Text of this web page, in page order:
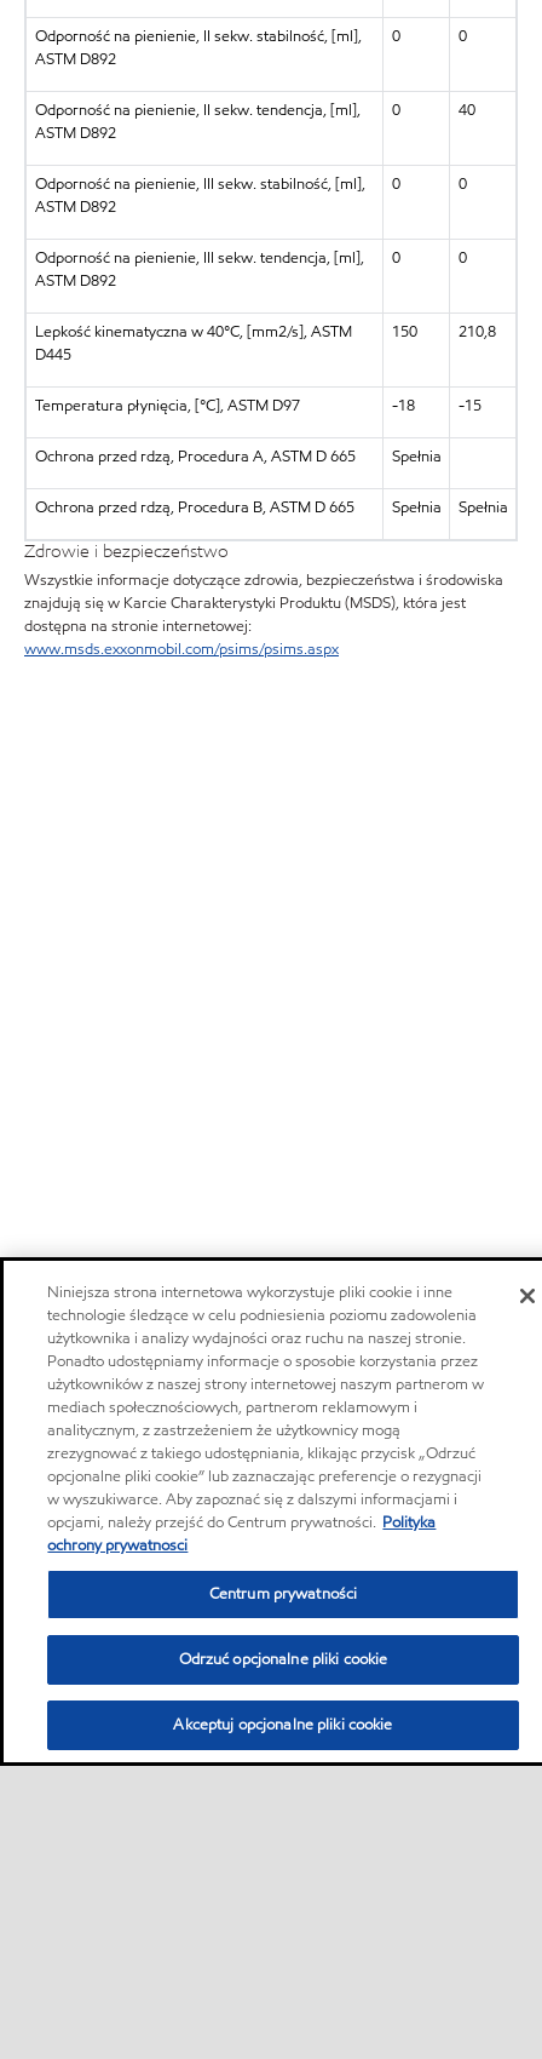
Odporność na pienienie, II sekw. stabilność, [ml],
ASTM D892
0 0
Odporność na pienienie, II sekw. tendencja, [ml],
ASTM D892
0 40
Odporność na pienienie, III sekw. stabilność, [ml],
ASTM D892
0 0
Odporność na pienienie, III sekw. tendencja, [ml],
ASTM D892
0 0
Lepkość kinematyczna w 40°C, [mm2/s], ASTM
D445
150 210,8
Temperatura płynięcia, [°C], ASTM D97 -18 -15
Ochrona przed rdzą, Procedura A, ASTM D 665 Spełnia
Ochrona przed rdzą, Procedura B, ASTM D 665 Spełnia Spełnia
Zdrowie i bezpieczeństwo
Wszystkie informacje dotyczące zdrowia, bezpieczeństwa i środowiska
znajdują się w Karcie Charakterystyki Produktu (MSDS), która jest
dostępna na stronie internetowej:
www.msds.exxonmobil.com/psims/psims.aspx
Sitemap • Global • Kontakt • Karty produktów
Karty charakterystyki bezpieczeństwa produktów
Niniejsza strona internetowa wykorzystuje pliki cookie i inne
technologie śledzące w celu podniesienia poziomu zadowolenia
użytkownika i analizy wydajności oraz ruchu na naszej stronie.
Ponadto udostępniamy informacje o sposobie korzystania przez
użytkowników z naszej strony internetowej naszym partnerom w
mediach społecznościowych, partnerom reklamowym i
analitycznym, z zastrzeżeniem że użytkownicy mogą
zrezygnować z takiego udostępniania, klikając przycisk „Odrzuć
opcjonalne pliki cookie” lub zaznaczając preferencje o rezygnacji
w wyszukiwarce. Aby zapoznać się z dalszymi informacjami i
opcjami, należy przejść do Centrum prywatności. Polityka
ochrony prywatnosci
Centrum prywatności
Odrzuć opcjonalne pliki cookie
Akceptuj opcjonalne pliki cookie